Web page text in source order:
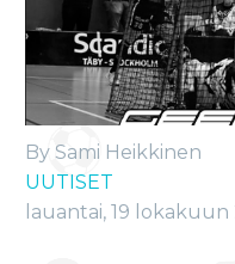
By Sami Heikkinen
UUTISET
lauantai, 19 lokakuun